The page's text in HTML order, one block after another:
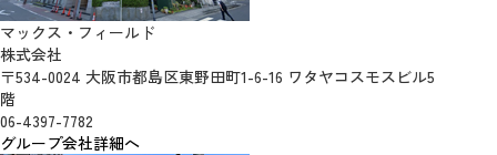
マックス・フィールド
株式会社
〒534-0024 大阪市都島区東野田町1-6-16 ワタヤコスモスビル5
階
06-4397-7782
グループ会社詳細へ